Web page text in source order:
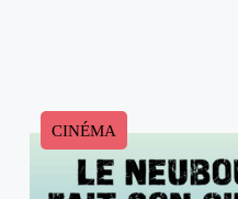
CINÉMA